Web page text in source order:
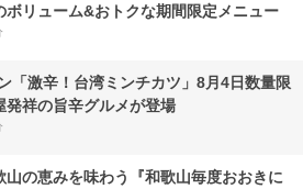
ボリューム&おトクな期間限定メニュー
「激辛！台湾ミンチカツ」8月4日数量限
発祥の旨辛グルメが登場
山の恵みを味わう『和歌山毎度おおきに